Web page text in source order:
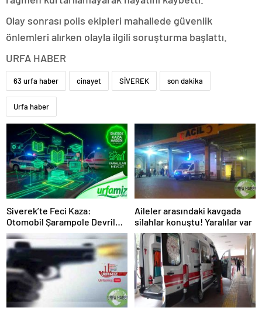
Olay sonrası polis ekipleri mahallede güvenlik
önlemleri alırken olayla ilgili soruşturma başlattı.
URFA HABER
63 urfa haber cinayet SİVEREK son dakika
Urfa haber
Siverek’te Feci Kaza:
Otomobil Şarampole Devrildi,
5 Kişi Yaralandı!
Aileler arasındaki kavgada
silahlar konuştu! Yaralılar var